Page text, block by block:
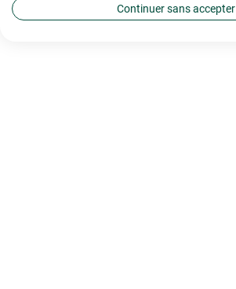
Continuer sans accepter